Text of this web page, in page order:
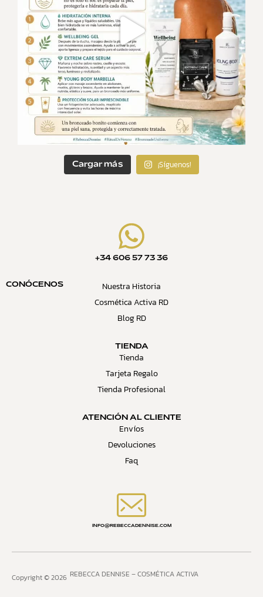
Cargar más ¡Síguenos!
+34 606 57 73 36
CONÓCENOS
Nuestra Historia
Cosmética Activa RD
Blog RD
TIENDA
Tienda
Tarjeta Regalo
Tienda Profesional
ATENCIÓN AL CLIENTE
Envíos
Devoluciones
Faq
INFO@REBECCADENNISE.COM
Copyright © 2026 REBECCA DENNISE – COSMÉTICA ACTIVA